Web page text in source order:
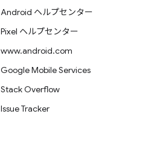
Android ヘルプセンター
Pixel ヘルプセンター
www.android.com
Google Mobile Services
Stack Overflow
Issue Tracker